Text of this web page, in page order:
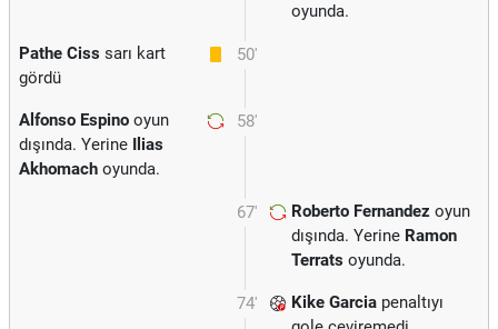
oyunda.
50'
Pathe Ciss sarı kart
gördü
58'
Alfonso Espino oyun
dışında. Yerine Ilias
Akhomach oyunda.
67' Roberto Fernandez oyun
dışında. Yerine Ramon
Terrats oyunda.
74' Kike Garcia penaltıyı